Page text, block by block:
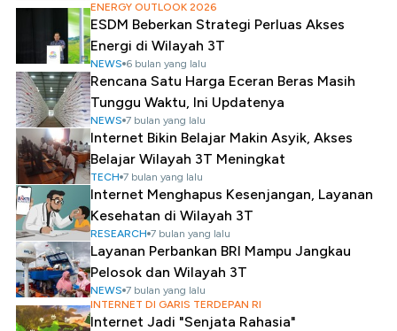
ENERGY OUTLOOK 2026
ESDM Beberkan Strategi Perluas Akses
Energi di Wilayah 3T
NEWS 6 bulan yang lalu
Rencana Satu Harga Eceran Beras Masih
Tunggu Waktu, Ini Updatenya
NEWS 7 bulan yang lalu
Internet Bikin Belajar Makin Asyik, Akses
Belajar Wilayah 3T Meningkat
TECH 7 bulan yang lalu
Internet Menghapus Kesenjangan, Layanan
Kesehatan di Wilayah 3T
RESEARCH 7 bulan yang lalu
Layanan Perbankan BRI Mampu Jangkau
Pelosok dan Wilayah 3T
NEWS 7 bulan yang lalu
INTERNET DI GARIS TERDEPAN RI
Internet Jadi "Senjata Rahasia"